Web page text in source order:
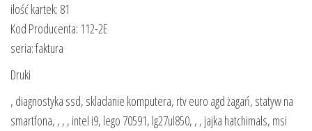
ilość kartek: 81
Kod Producenta: 112-2E
seria: faktura
Druki
, diagnostyka ssd, skladanie komputera, rtv euro agd żagań, statyw na
smartfona, , , , intel i9, lego 70591, lg27ul850, , , jajka hatchimals, msi